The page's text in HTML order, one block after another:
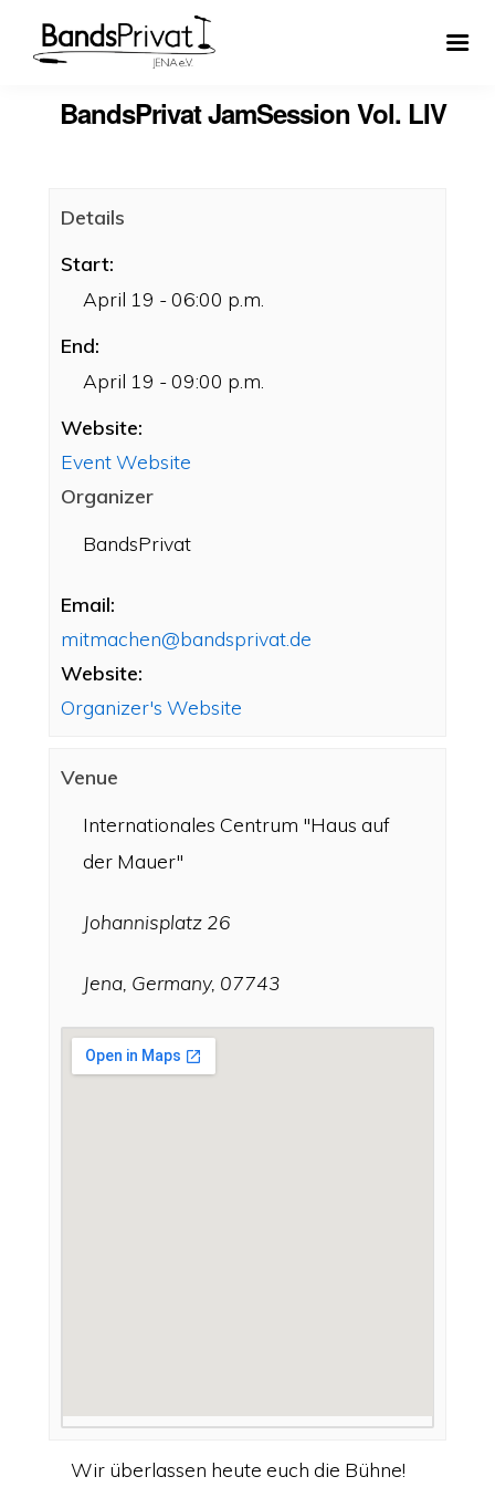
BandsPrivat JamSession Vol. LIV
Details
Start:
April 19 - 06:00 p.m.
End:
April 19 - 09:00 p.m.
Website:
Event Website
Organizer
BandsPrivat
Email:
mitmachen@bandsprivat.de
Website:
Organizer's Website
Venue
Internationales Centrum "Haus auf
der Mauer"
Johannisplatz 26
Jena, Germany, 07743
Wir überlassen heute euch die Bühne!